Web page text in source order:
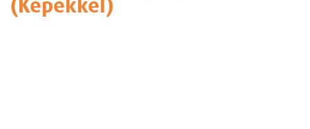
(Képekkel)